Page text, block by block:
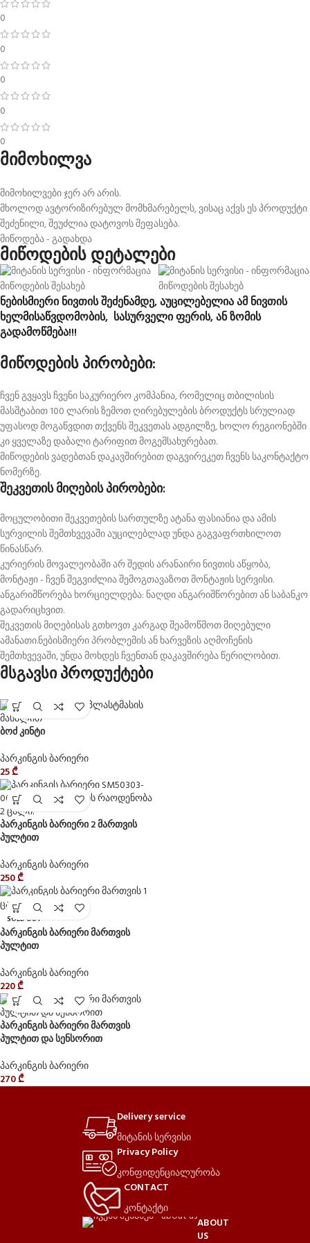
0
0
0
0
0
მიმოხილვა
მიმოხილვები ჯერ არ არის.
მხოლოდ ავტორიზირებულ მომხმარებელს, ვისაც აქვს ეს პროდუქტი
შეძენილი, შეუძლია დატოვოს შეფასება.
მიწოდება - გადახდა
მიწოდების დეტალები
ნებისმიერი ნივთის შეძენამდე, აუცილებელია ამ ნივთის
ხელმისაწვდომობის, სასურველი ფერის, ან ზომის
გადამოწმება!!!
მიწოდების პირობები:
ჩვენ გვყავს ჩვენი საკურიერო კომპანია, რომელიც თბილისის
მასშტაბით 100 ლარის ზემოთ ღირებულების ბროდუქტს სრულიად
უფასოდ მოგაწვდით თქვენს შეკვეთას ადგილზე, ხოლო რეგიონებში
კი ყველაზე დაბალი ტარიფით მოგემსახურებათ.
მიწოდების ვადებთან დაკავშირებით დაგვირეკეთ ჩვენს საკონტაქტო
ნომერზე.
შეკვეთის მიღების პირობები:
მოცულობითი შეკვეთების სართულზე ატანა ფასიანია და ამის
სურვილის შემთხვევაში აუცილებლად უნდა გაგვაფრთხილოთ
წინასწარ.
კურიერის მოვალეობაში არ შედის არანაირი ნივთის აწყობა,
მონტაჟი - ჩვენ შეგვიძლია შემოგთავაზოთ მონტაჟის სერვისი.
ანგარიშწორება ხორციელდება: ნაღდი ანგარიშწორებით ან საბანკო
გადარიცხვით.
შეკვეთის მიღებისას გთხოვთ კარგად შეამოწმოთ მიღებული
ამანათი.ნებისმიერი პრობლემის ან ხარვეზის აღმოჩენის
შემთხვევაში, უნდა მოხდეს ჩვენთან დაკავშირება წერილობით.
მსგავსი პროდუქტები
ბოძ კინტი
პარკინგის ბარიერი
25₾
პარკინგის ბარიერი 2 მართვის
პულტით
პარკინგის ბარიერი
250₾
SOLD OUT
პარკინგის ბარიერი მართვის
პულტით
პარკინგის ბარიერი
220₾
პარკინგის ბარიერი მართვის
პულტით და სენსორით
პარკინგის ბარიერი
270₾
Delivery service
მიტანის სერვისი
Privacy Policy
კონფიდენციალურობა
CONTACT
კონტაქტი
ABOUT
US